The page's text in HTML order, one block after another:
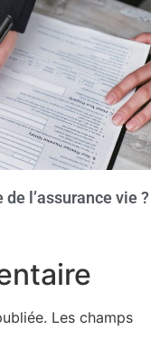
l’assurance vie ?
Les champs